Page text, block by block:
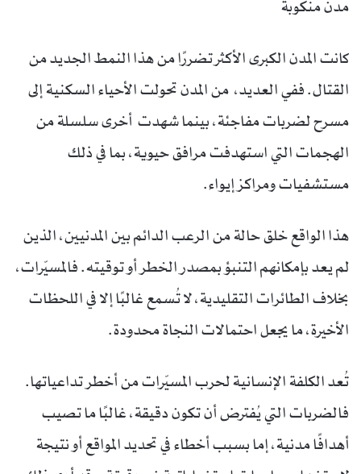
مدن منكوبة
كانت المدن الكبرى الأكثر تضررًا من هذا النمط الجديد من
القتال. ففي العديد، من المدن تحولت الأحياء السكنية إلى
مسرح لضربات مفاجئة، بينما شهدت أخرى سلسلة من
الهجمات التي استهدفت مرافق حيوية، بما في ذلك
مستشفيات ومراكز إيواء.
هذا الواقع خلق حالة من الرعب الدائم بين المدنيين، الذين
لم يعد بإمكانهم التنبؤ بمصدر الخطر أو توقيته. فالمسيّرات،
بخلاف الطائرات التقليدية، لا تُسمع غالبًا إلا في اللحظات
الأخيرة، ما يجعل احتمالات النجاة محدودة.
تُعد الكلفة الإنسانية لحرب المسيّرات من أخطر تداعياتها.
فالضربات التي يُفترض أن تكون دقيقة، غالبًا ما تصيب
أهدافًا مدنية، إما بسبب أخطاء في تحديد المواقع أو نتيجة